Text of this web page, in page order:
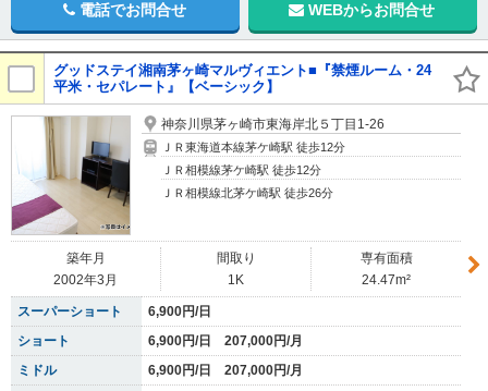
電話でお問合せ WEBからお問合せ
グッドステイ湘南茅ヶ崎マルヴィエント■『禁煙ルーム・24
平米・セパレート』【ベーシック】
神奈川県茅ヶ崎市東海岸北５丁目1-26
ＪＲ東海道本線茅ケ崎駅 徒歩12分
ＪＲ相模線茅ケ崎駅 徒歩12分
ＪＲ相模線北茅ケ崎駅 徒歩26分
築年月
2002年3月
間取り
1K
専有面積
24.47m²
スーパーショート
6,900円/日
ショート
6,900円/日 207,000円/月
ミドル
6,900円/日 207,000円/月